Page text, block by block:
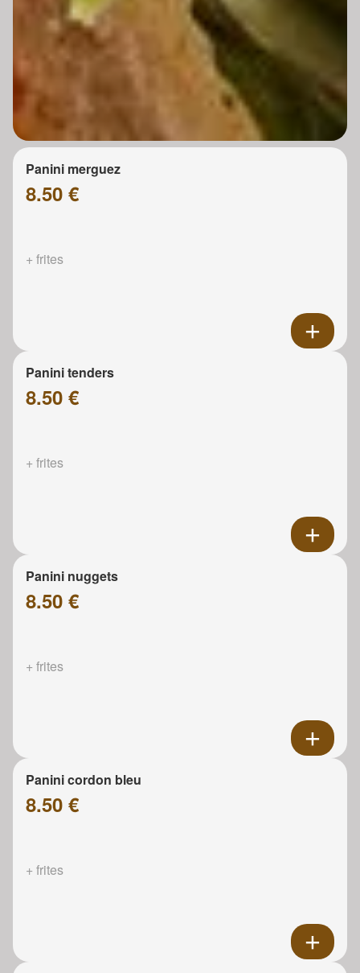
Panini merguez
8.50 €
+ frites
Panini tenders
8.50 €
+ frites
Panini nuggets
8.50 €
+ frites
Panini cordon bleu
8.50 €
+ frites